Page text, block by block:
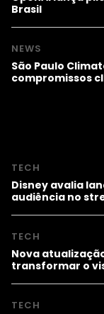
Brasil
NEWS
São Paulo
compromissos
TECH
Disney avalia
audiência no
TECH
Nova
transformar o
TECH